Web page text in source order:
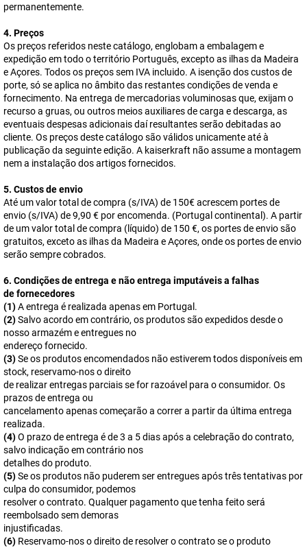
permanentemente.
4. Preços
Os preços referidos neste catálogo, englobam a embalagem e
expedição em todo o território Português, excepto as ilhas da Madeira
e Açores. Todos os preços sem IVA incluido. A isenção dos custos de
porte, só se aplica no âmbito das restantes condições de venda e
fornecimento. Na entrega de mercadorias voluminosas que, exijam o
recurso a gruas, ou outros meios auxiliares de carga e descarga, as
eventuais despesas adicionais daí resultantes serão debitadas ao
cliente. Os preços deste catálogo são válidos unicamente até à
publicação da seguinte edição. A kaiserkraft não assume a montagem
nem a instalação dos artigos fornecidos.
5. Custos de envio
Até um valor total de compra (s/IVA) de 150€ acrescem portes de
envio (s/IVA) de 9,90 € por encomenda. (Portugal continental). A partir
de um valor total de compra (líquido) de 150 €, os portes de envio são
gratuitos, exceto as ilhas da Madeira e Açores, onde os portes de envio
serão sempre cobrados.
6. Condições de entrega e não entrega imputáveis a falhas
de fornecedores
(1)A entrega é realizada apenas em Portugal.
(2)Salvo acordo em contrário, os produtos são expedidos desde o
nosso armazém e entregues no
endereço fornecido.
(3)Se os produtos encomendados não estiverem todos disponíveis em
stock, reservamo-nos o direito
de realizar entregas parciais se for razoável para o consumidor. Os
prazos de entrega ou
cancelamento apenas começarão a correr a partir da última entrega
realizada.
(4)O prazo de entrega é de 3 a 5 dias após a celebração do contrato,
salvo indicação em contrário nos
detalhes do produto.
(5)Se os produtos não puderem ser entregues após três tentativas por
culpa do consumidor, podemos
resolver o contrato. Qualquer pagamento que tenha feito será
reembolsado sem demoras
injustificadas.
(6) Reservamo-nos o direito de resolver o contrato se o produto